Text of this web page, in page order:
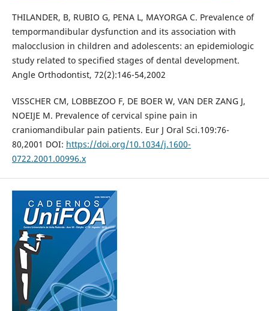
THILANDER, B, RUBIO G, PENA L, MAYORGA C. Prevalence of
tempormandibular dysfunction and its association with
malocclusion in children and adolescents: an epidemiologic
study related to specified stages of dental development.
Angle Orthodontist, 72(2):146-54,2002
VISSCHER CM, LOBBEZOO F, DE BOER W, VAN DER ZANG J,
NOEIJE M. Prevalence of cervical spine pain in
craniomandibular pain patients. Eur J Oral Sci.109:76-
80,2001 DOI: https://doi.org/10.1034/j.1600-
0722.2001.00996.x